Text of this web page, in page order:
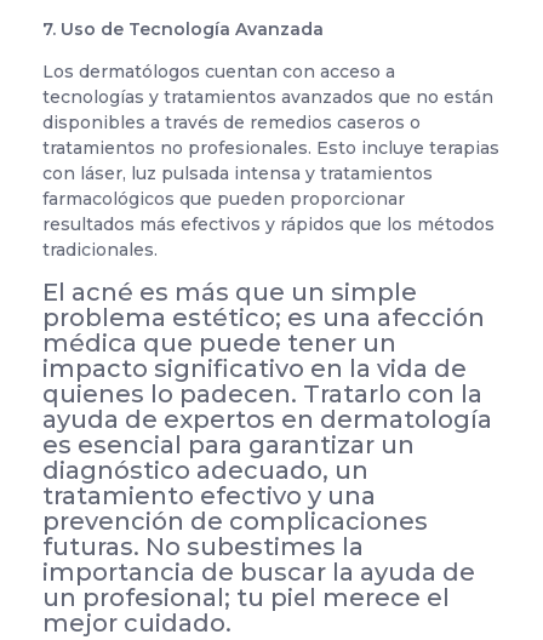
7. Uso de Tecnología Avanzada
Los dermatólogos cuentan con acceso a
tecnologías y tratamientos avanzados que no están
disponibles a través de remedios caseros o
tratamientos no profesionales. Esto incluye terapias
con láser, luz pulsada intensa y tratamientos
farmacológicos que pueden proporcionar
resultados más efectivos y rápidos que los métodos
tradicionales.
El acné es más que un simple
problema estético; es una afección
médica que puede tener un
impacto significativo en la vida de
quienes lo padecen. Tratarlo con la
ayuda de expertos en dermatología
es esencial para garantizar un
diagnóstico adecuado, un
tratamiento efectivo y una
prevención de complicaciones
futuras. No subestimes la
importancia de buscar la ayuda de
un profesional; tu piel merece el
mejor cuidado.